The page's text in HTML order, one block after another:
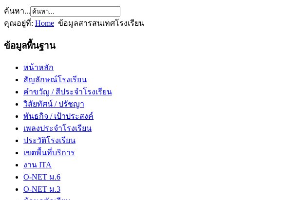
ค้นหา...
คุณอยู่ที่: Home ข้อมูลสารสนเทศโรงเรียน
ข้อมูลพื้นฐาน
หน้าหลัก
สัญลักษณ์โรงเรียน
คำขวัญ / สีประจำโรงเรียน
วิสัยทัศน์ / ปรัชญา
พันธกิจ / เป้าประสงค์
เพลงประจำโรงเรียน
ประวัติโรงเรียน
เขตพื้นที่บริการ
งาน ITA
O-NET ม.6
O-NET ม.3